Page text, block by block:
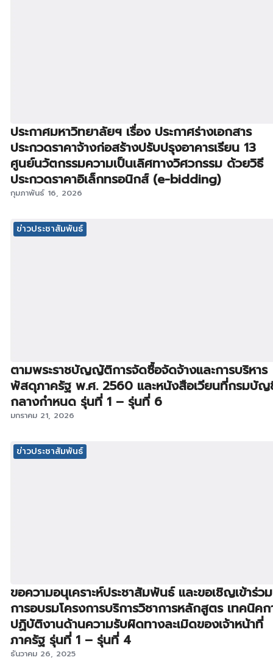
ประกาศมหาวิทยาลัยฯ เรื่อง ประกาศร่างเอกสาร
ประกวดราคาจ้างก่อสร้างปรับปรุงอาคารเรียน 13
ศูนย์นวัตกรรมความเป็นเลิศทางวิศวกรรม ด้วยวิธี
ประกวดราคาอิเล็กทรอนิกส์ (e-bidding)
กุมภาพันธ์ 16, 2026
ข่าวประชาสัมพันธ์
ตามพระราชบัญญัติการจัดซื้อจัดจ้างและการบริหาร
พัสดุภาครัฐ พ.ศ. 2560 และหนังสือเวียนที่กรมบัญ
กลางกำหนด รุ่นที่ 1 – รุ่นที่ 6
มกราคม 21, 2026
ข่าวประชาสัมพันธ์
ขอความอนุเคราะห์ประชาสัมพันธ์ และขอเชิญเข้าร่วม
การอบรมโครงการบริการวิชาการหลักสูตร เทคนิคก
ปฏิบัติงานด้านความรับผิดทางละเมิดของเจ้าหน้าที่
ภาครัฐ รุ่นที่ 1 – รุ่นที่ 4
ธันวาคม 26, 2025